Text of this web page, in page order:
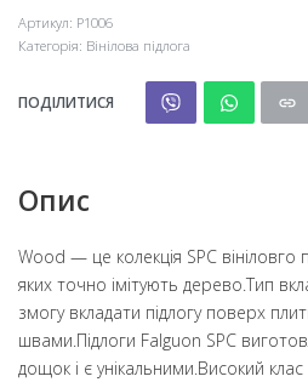
Артикул: P1006
Категорія: Вінілова підлога
ПОДІЛИТИСЯ
Опис
Wood — це колекція SPC вініловго
яких точно імітують дерево.Тип
змогу вкладати підлогу поверх
швами.Підлоги Falguon SPC
дощок і є унікальними.Високий клас